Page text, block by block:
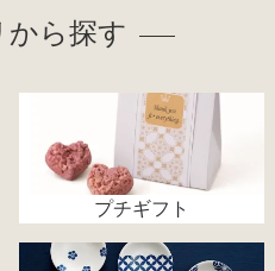
から探す
プチギフト